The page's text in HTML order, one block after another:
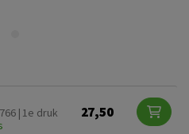
| 1e druk
27,50